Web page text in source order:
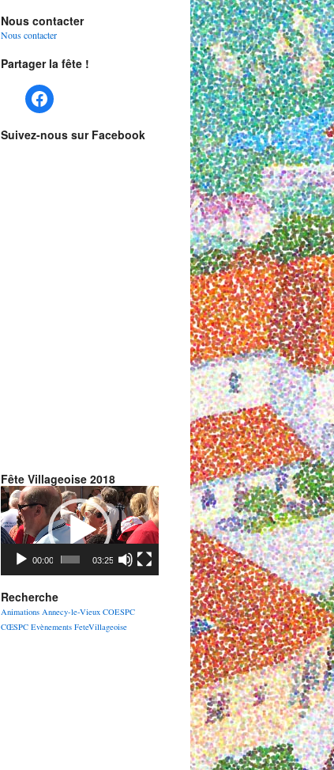
Nous contacter
Nous contacter
Partager la fête !
Facebook
Suivez-nous sur Facebook
Fête Villageoise 2018
Lecteur
vidéo
00:00 03:25
Recherche
Animations Annecy-le-Vieux COESPC
CŒSPC Evènements FeteVillageoise